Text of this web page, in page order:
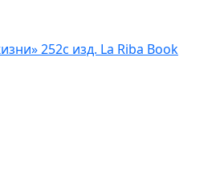
252с изд. La Riba Book